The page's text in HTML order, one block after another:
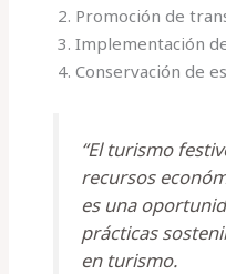
Promoción de
Implementación
Conservación de
“El turismo
recursos
es una
prácticas
en turismo.